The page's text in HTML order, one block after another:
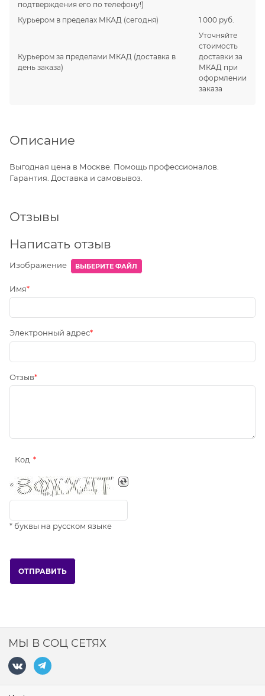
подтверждения его по телефону!)
Курьером в пределах МКАД (сегодня) 1 000 руб.
Курьером за пределами МКАД (доставка в
день заказа)
Уточняйте
стоимость
доставки за
МКАД при
оформлении
заказа
Описание
Выгодная цена в Москве. Помощь профессионалов.
Гарантия. Доставка и самовывоз.
Отзывы
Написать отзыв
Изображение ВЫБЕРИТЕ ФАЙЛ
Имя
Электронный адрес
Отзыв
Код
* буквы на русском языке
МЫ В СОЦ СЕТЯХ